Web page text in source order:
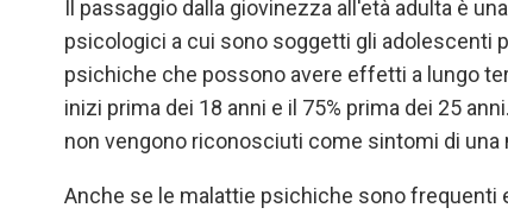
Il passaggio dalla giovinezza all'età adulta è
psicologici a cui sono soggetti gli adolescenti
psichiche che possono avere effetti a lungo
inizi prima dei 18 anni e il 75% prima dei 25
non vengono riconosciuti come sintomi di una
Anche se le malattie psichiche sono frequenti